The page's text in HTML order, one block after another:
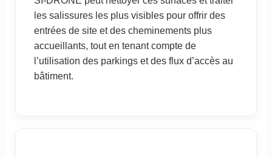
les salissures les plus visibles pour offrir des
entrées de site et des cheminements plus
accueillants, tout en tenant compte de
l’utilisation des parkings et des flux d’accès au
bâtiment.